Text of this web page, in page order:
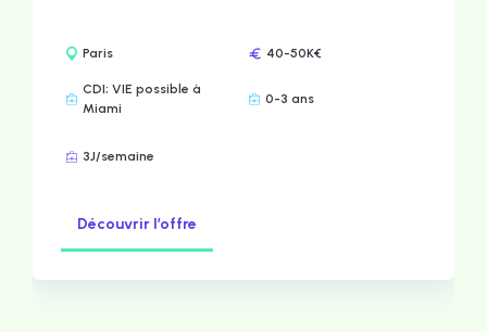
Paris 40-50K€
CDI; VIE possible à
Miami
0-3 ans
3J/semaine
Découvrir l’offre